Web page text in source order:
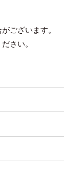
ございます。
さい。